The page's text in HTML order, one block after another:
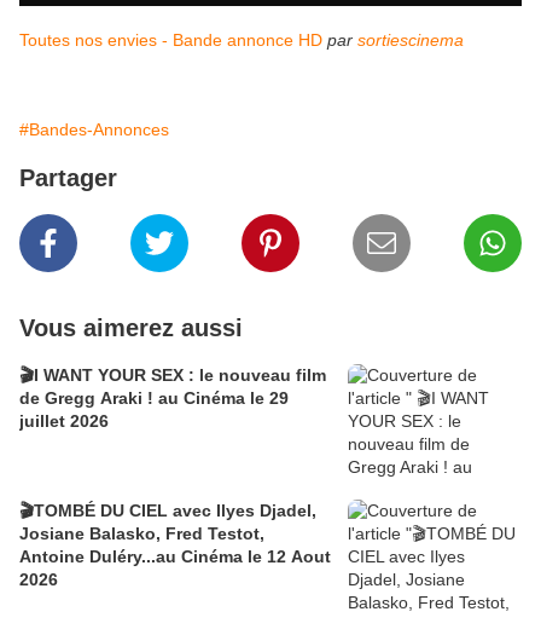
Toutes nos envies - Bande annonce HD par sortiescinema
#Bandes-Annonces
Partager
Vous aimerez aussi
🎬I WANT YOUR SEX : le nouveau film
de Gregg Araki ! au Cinéma le 29
juillet 2026
🎬TOMBÉ DU CIEL avec Ilyes Djadel,
Josiane Balasko, Fred Testot,
Antoine Duléry...au Cinéma le 12 Aout
2026